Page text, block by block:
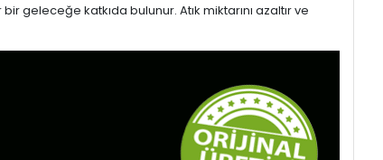
katkıda bulunur. Atık miktarını azaltır ve